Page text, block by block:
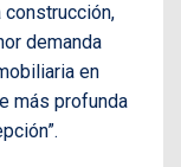
construcción,
demanda
en
más profunda